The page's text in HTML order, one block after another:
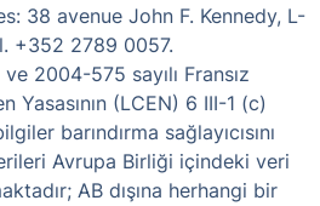
38 avenue John F. Kennedy, L-
+352 2789 0057.
2004-575 sayılı Fransız
Yasasının (LCEN) 6 III-1 (c)
barındırma sağlayıcısını
Avrupa Birliği içindeki veri
AB dışına herhangi bir